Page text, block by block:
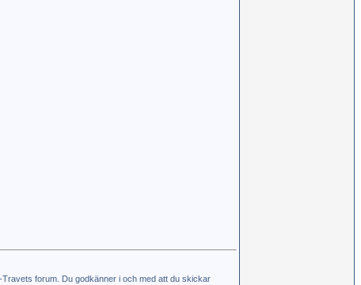
forum. Du godkänner i och med att du skickar